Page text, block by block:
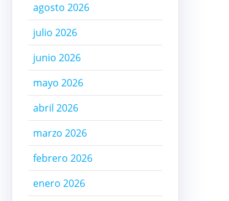
agosto 2026
julio 2026
junio 2026
mayo 2026
abril 2026
marzo 2026
febrero 2026
enero 2026